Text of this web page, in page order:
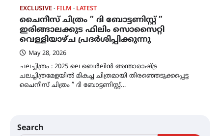
EXCLUSIVE FILM LATEST
ചൈനീസ് ചിത്രം ” ദി ബോട്ടണിസ്റ്റ് ”
ഇരിങ്ങാലക്കുട ഫിലിം സൊസൈറ്റി
വെള്ളിയാഴ്ച പ്രദർശിപ്പിക്കുന്നു
May 28, 2026
ചലച്ചിത്രം : 2025 ലെ ബെർലിൻ അന്താരാഷ്ട്ര
ചലച്ചിത്രമേളയിൽ മികച്ച ചിത്രമായി തിരഞ്ഞെടുക്കപ്പെട്ട
ചൈനീസ് ചിത്രം ” ദി ബോട്ടണിസ്റ്റ്…
Search